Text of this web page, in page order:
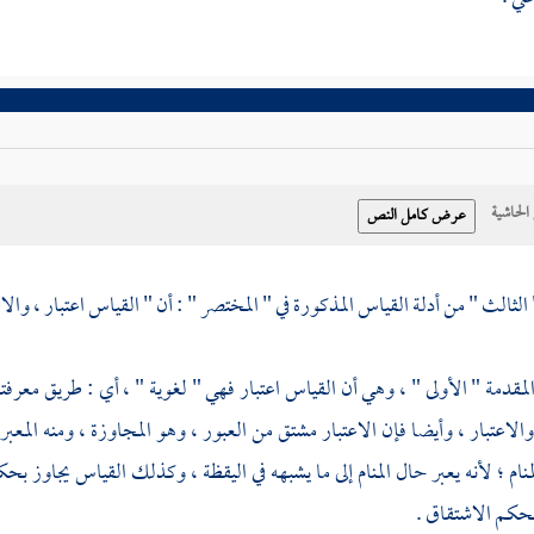
" من أدلة القياس المذكورة في " المختصر " : أن " القياس اعتبار ،
" الأولى " ، وهي أن القياس اعتبار فهي " لغوية " ، أي : طريق
، وأيضا فإن الاعتبار مشتق من العبور ، وهو المجاوزة ، ومنه
؛ لأنه يعبر حال المنام إلى ما يشبهه في اليقظة ، وكذلك القياس
الاشتقاق .